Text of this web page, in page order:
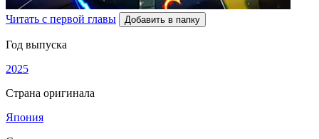
Читать с первой главы Добавить в папку
Год выпуска
2025
Страна оригинала
Япония